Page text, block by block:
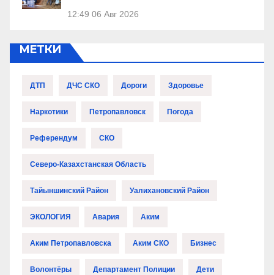
12:49 06 Авг 2026
МЕТКИ
ДТП ДЧС СКО Дороги Здоровье
Наркотики Петропавловск Погода
Референдум СКО
Северо-Казахстанская Область
Тайыншинский Район Уалихановский Район
ЭКОЛОГИЯ Авария Аким
Аким Петропавловска Аким СКО Бизнес
Волонтёры Департамент Полиции Дети